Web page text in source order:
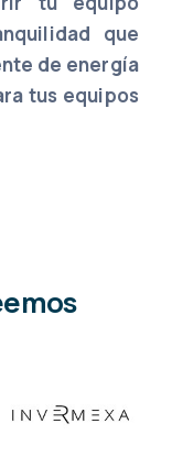
que
de energía
tus equipos